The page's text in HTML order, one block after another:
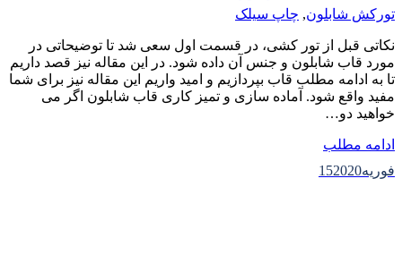
تورکش شابلون, چاپ سیلک
نکاتی قبل از تور کشی، در قسمت اول سعی شد تا توضیحاتی در
مورد قاب شابلون و جنس آن داده شود. در این مقاله نیز قصد داریم
تا به ادامه مطلب قاب بپردازیم و امید واریم این مقاله نیز برای شما
مفید واقع شود. آماده سازی و تمیز کاری قاب شابلون اگر می
خواهید دو…
ادامه مطلب
فوریه
152020